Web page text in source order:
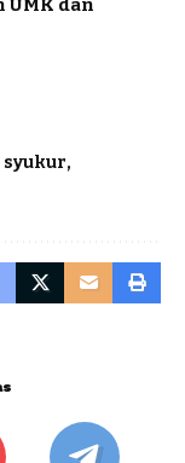
UMK dan
syukur